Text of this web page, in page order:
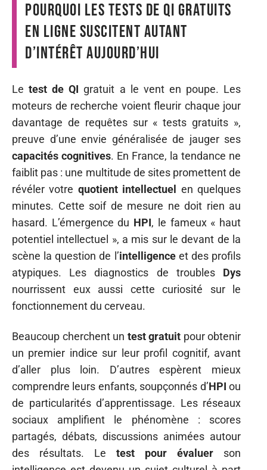
Pourquoi les tests de QI gratuits
en ligne suscitent autant
d’intérêt aujourd’hui
Letest de QI gratuit a le vent en poupe. Les
moteurs de recherche voient fleurir chaque jour
davantage de requêtes sur « tests gratuits »,
preuve d’une envie généralisée de jauger ses
capacités cognitives. En France, la tendance ne
faiblit pas : une multitude de sites promettent de
révéler votre quotient intellectuel
en quelques
minutes. Cette soif de mesure ne doit rien au
hasard. L’émergence du HPI, le fameux « haut
potentiel intellectuel », a mis sur le devant de la
scène la question de l’intelligenceet des profils
atypiques. Les diagnostics de troubles Dys
nourrissent eux aussi cette curiosité sur le
fonctionnement du cerveau.
Beaucoup cherchent un test gratuit pour obtenir
un premier indice sur leur profil cognitif, avant
d’aller plus loin. D’autres espèrent mieux
comprendre leurs enfants, soupçonnés d’HPI ou
de particularités d’apprentissage. Les réseaux
sociaux amplifient le phénomène : scores
partagés, débats, discussions animées autour
des résultats. Le test pour évaluer son